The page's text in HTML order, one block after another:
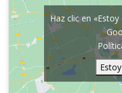
Haz clic en